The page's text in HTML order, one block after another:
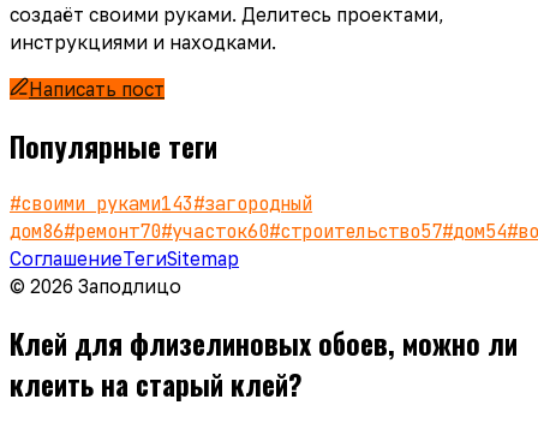
создаёт своими руками. Делитесь проектами,
инструкциями и находками.
Написать пост
Популярные теги
#своими руками143#загородный
дом86#ремонт70#участок60#строительство57#дом54#
СоглашениеТегиSitemap
© 2026 Заподлицо
Клей для флизелиновых обоев, можно ли
клеить на старый клей?